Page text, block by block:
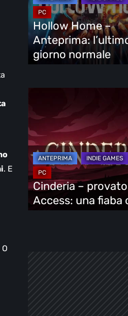
. E
O
l’ultimo
giorno
normale
Hollow Home –
Anteprima:
giorno normale
l’Early
Access:
una
fiaba
oscura
Cinderia – provato
Access: una fiaba